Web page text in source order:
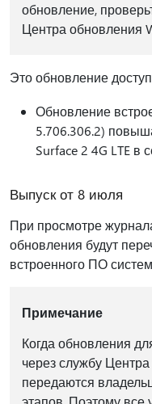
обновление,
Центра обновления
Это обновление
Обновление
5.706.306.2)
Surface 2 4G LTE в
Выпуск от 8 июля
При просмотре
обновления будут
встроенного ПО
Примечание
Когда обновления
через службу
передаются